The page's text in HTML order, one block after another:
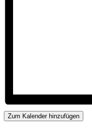
Zum Kalender hinzufügen